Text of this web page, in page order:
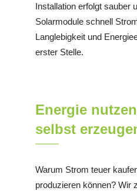
Installation erfolgt sauber
Solarmodule schnell
Langlebigkeit und
erster Stelle.
Energie
selbst
Warum Strom teuer
produzieren können? Wir